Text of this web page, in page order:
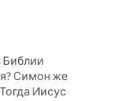
храм,
Библии
Симон же
Иисус